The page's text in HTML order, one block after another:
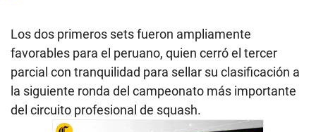
Los dos primeros sets fueron ampliamente
favorables para el peruano, quien cerró el tercer
parcial con tranquilidad para sellar su clasificación a
la siguiente ronda del campeonato más importante
del circuito profesional de squash.